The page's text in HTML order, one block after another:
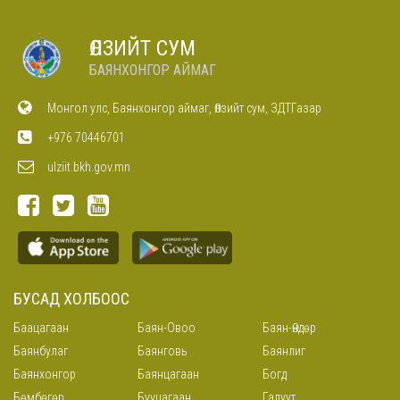
ӨЛЗИЙТ СУМ
БАЯНХОНГОР АЙМАГ
Монгол улс, Баянхонгор аймаг, Өлзийт сум, ЗДТГазар
+976 70446701
ulziit.bkh.gov.mn
БУСАД ХОЛБООС
Баацагаан Баян-Овоо
Баян-Өндөр
Баянбулаг
Баянговь
Баянлиг
Баянхонгор
Баянцагаан
Богд